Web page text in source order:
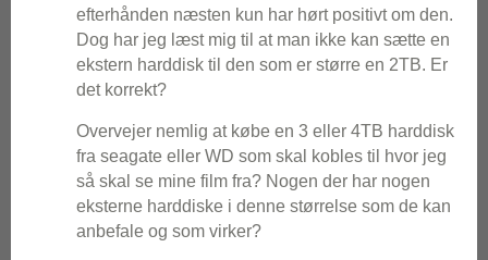
efterhånden næsten kun har hørt positivt om den.
Dog har jeg læst mig til at man ikke kan sætte en
ekstern harddisk til den som er større en 2TB. Er
det korrekt?
Overvejer nemlig at købe en 3 eller 4TB harddisk
fra seagate eller WD som skal kobles til hvor jeg
så skal se mine film fra? Nogen der har nogen
eksterne harddiske i denne størrelse som de kan
anbefale og som virker?